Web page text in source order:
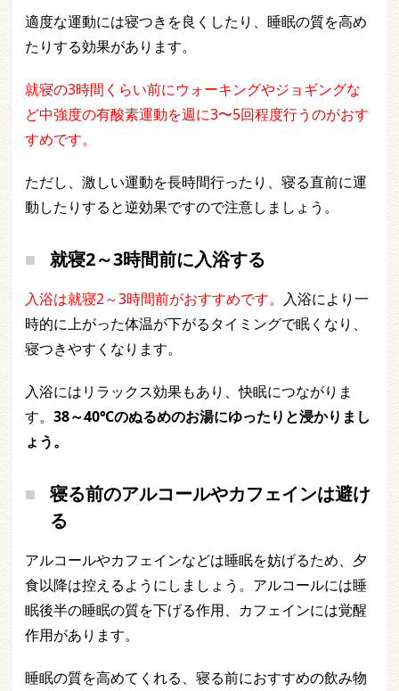
適度な運動には寝つきを良くしたり、睡眠の質を高め
たりする効果があります。
就寝の3時間くらい前にウォーキングやジョギングな
ど中強度の有酸素運動を週に3〜5回程度行うのがおす
すめです。
ただし、激しい運動を長時間行ったり、寝る直前に運
動したりすると逆効果ですので注意しましょう。
就寝2～3時間前に入浴する
入浴は就寝2～3時間前がおすすめです。 入浴により一
時的に上がった体温が下がるタイミングで眠くなり、
寝つきやすくなります。
入浴にはリラックス効果もあり、快眠につながりま
す。 38～40℃のぬるめのお湯にゆったりと浸かりまし
ょう。
寝る前のアルコールやカフェインは避け
る
アルコールやカフェインなどは睡眠を妨げるため、夕
食以降は控えるようにしましょう。アルコールには睡
眠後半の睡眠の質を下げる作用、カフェインには覚醒
作用があります。
睡眠の質を高めてくれる、寝る前におすすめの飲み物